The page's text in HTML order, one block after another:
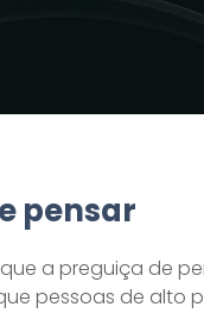
pensar
a preguiça de
pessoas de alto